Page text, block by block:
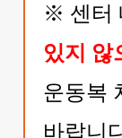
※ 센터
있지 않
운동복
바랍니